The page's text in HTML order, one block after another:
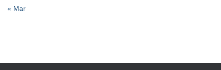
« Mar